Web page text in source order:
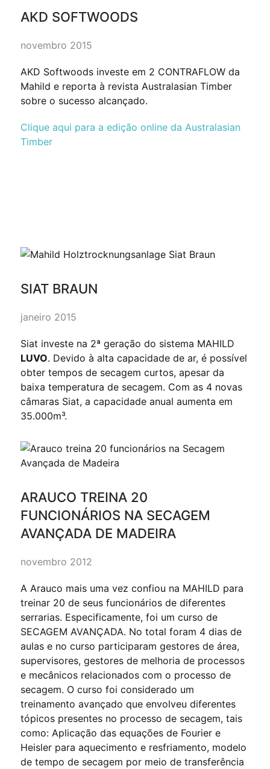
AKD SOFTWOODS
novembro 2015
AKD Softwoods investe em 2 CONTRAFLOW da
Mahild e reporta à revista Australasian Timber
sobre o sucesso alcançado.
Clique aqui para a edição online da Australasian
Timber
SIAT BRAUN
janeiro 2015
Siat investe na 2ª geração do sistema MAHILD
LUVO. Devido à alta capacidade de ar, é possível
obter tempos de secagem curtos, apesar da
baixa temperatura de secagem. Com as 4 novas
câmaras Siat, a capacidade anual aumenta em
35.000m³.
ARAUCO TREINA 20
FUNCIONÁRIOS NA SECAGEM
AVANÇADA DE MADEIRA
novembro 2012
A Arauco mais uma vez confiou na MAHILD para
treinar 20 de seus funcionários de diferentes
serrarias. Especificamente, foi um curso de
SECAGEM AVANÇADA. No total foram 4 dias de
aulas e no curso participaram gestores de área,
supervisores, gestores de melhoria de processos
e mecânicos relacionados com o processo de
secagem. O curso foi considerado um
treinamento avançado que envolveu diferentes
tópicos presentes no processo de secagem, tais
como: Aplicação das equações de Fourier e
Heisler para aquecimento e resfriamento, modelo
de tempo de secagem por meio de transferência